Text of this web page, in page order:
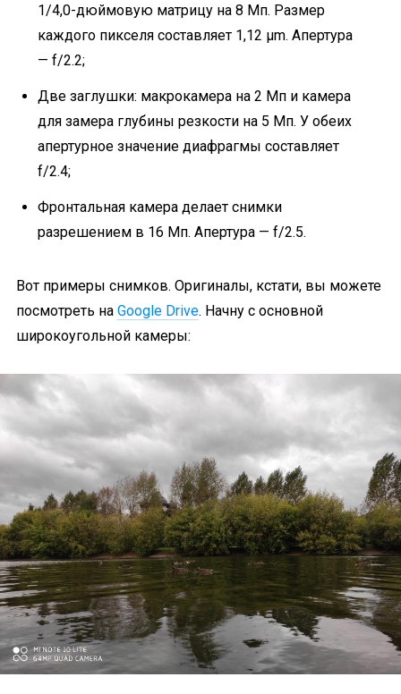
1/4,0-дюймовую матрицу на 8 Мп. Размер
каждого пикселя составляет 1,12 µm. Апертура
— f/2.2;
Две заглушки: макрокамера на 2 Мп и камера
для замера глубины резкости на 5 Мп. У обеих
апертурное значение диафрагмы составляет
f/2.4;
Фронтальная камера делает снимки
разрешением в 16 Мп. Апертура — f/2.5.
Вот примеры снимков. Оригиналы, кстати, вы можете
посмотреть на Google Drive. Начну с основной
широкоугольной камеры: